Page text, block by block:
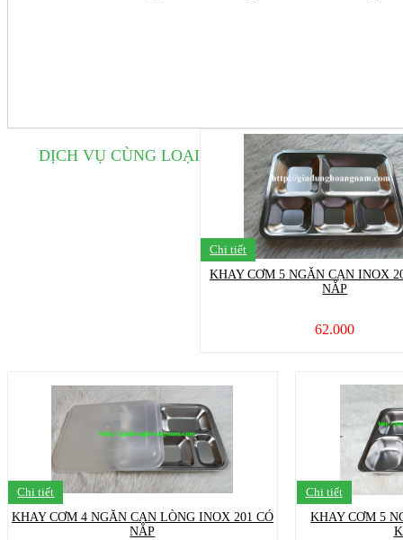
DỊCH VỤ CÙNG LOẠI
Chi tiết
KHAY CƠM 5 NGĂN CẠN INOX
NẮP
62.000
Chi tiết
KHAY CƠM 4 NGĂN CẠN LÒNG INOX 201 CÓ
NẮP
Chi tiết
KHAY CƠM 5